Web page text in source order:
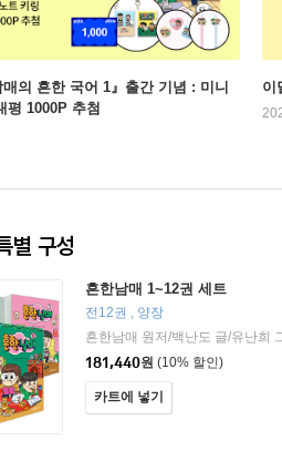
의 흔한 국어 1』출간 기념 : 미니
평 1000P 추첨
이
별 구성
흔한남매 1~12권 세트
전12권 , 양장
181,440원 (10% 할인)
카트에 넣기